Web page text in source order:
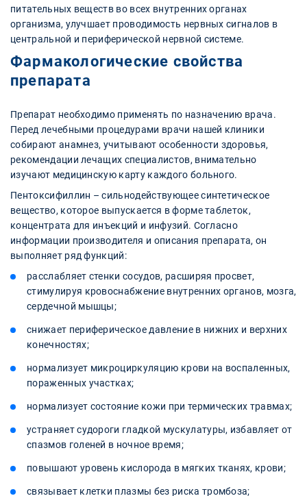
питательных веществ во всех внутренних органах
организма, улучшает проводимость нервных сигналов в
центральной и периферической нервной системе.
Фармакологические свойства
препарата
Препарат необходимо применять по назначению врача.
Перед лечебными процедурами врачи нашей клиники
собирают анамнез, учитывают особенности здоровья,
рекомендации лечащих специалистов, внимательно
изучают медицинскую карту каждого больного.
Пентоксифиллин – сильнодействующее синтетическое
вещество, которое выпускается в форме таблеток,
концентрата для инъекций и инфузий. Согласно
информации производителя и описания препарата, он
выполняет ряд функций:
расслабляет стенки сосудов, расширяя просвет,
стимулируя кровоснабжение внутренних органов, мозга,
сердечной мышцы;
снижает периферическое давление в нижних и верхних
конечностях;
нормализует микроциркуляцию крови на воспаленных,
пораженных участках;
нормализует состояние кожи при термических травмах;
устраняет судороги гладкой мускулатуры, избавляет от
спазмов голеней в ночное время;
повышают уровень кислорода в мягких тканях, крови;
связывает клетки плазмы без риска тромбоза;